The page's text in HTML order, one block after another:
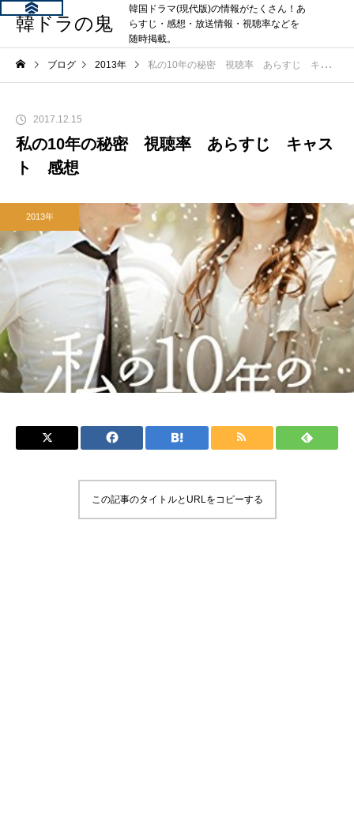
韓ドラの鬼
韓国ドラマ(現代版)の情報がたくさん！あ
らすじ・感想・放送情報・視聴率などを
随時掲載。
ブログ 2013年 私の10年の秘密 視聴率 あらすじ キャスト 感想
2017.12.15
私の10年の秘密 視聴率 あらすじ キャス
ト 感想
2013年
この記事のタイトルとURLをコピーする